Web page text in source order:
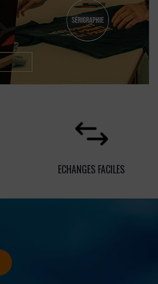
ECHANGES FACILES